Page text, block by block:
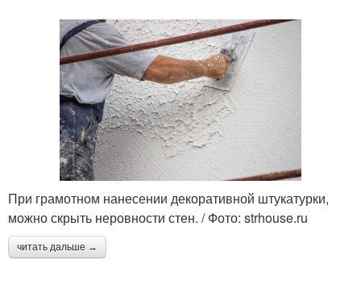
При грамотном нанесении декоративной штукатурки,
можно скрыть неровности стен. / Фото: strhouse.ru
читать дальше →